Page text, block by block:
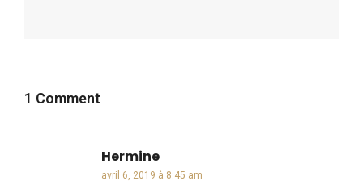
1 Comment
Herminedit :
avril 6, 2019 à 8:45 am